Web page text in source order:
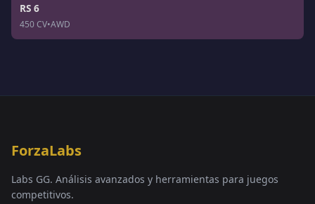
RS 6
450 CV•AWD
ForzaLabs
Labs GG. Análisis avanzados y herramientas para juegos
competitivos.